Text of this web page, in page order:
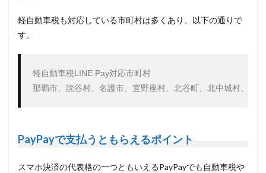
軽自動車税も対応している市町村は多くあり、以下の通りで
す。
軽自動車税LINE Pay対応市町村
那覇市、読谷村、名護市、宜野座村、北谷町、北中城村、沖
PayPayで支払うともらえるポイント
スマホ決済の代表格の一つともいえるPayPayでも自動車税や